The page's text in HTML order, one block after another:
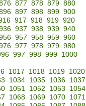
877 878 879 880
897 898 899 900
917 918 919 920
937 938 939 940
957 958 959 960
977 978 979 980
997 998 999
1000
1017 1018 1019 1020
1034 1035 1036
1037
1051 1052 1053
1054
1068 1069 1070
1071